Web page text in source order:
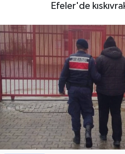
Efeler'de
EGE
EĞİTİM
EKOLOJİ VE ÇEVRE
BİLİM VE TEKNOLOJİ
GENEL